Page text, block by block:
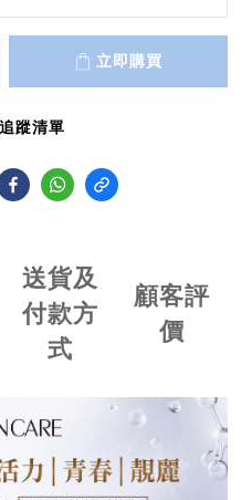
立即購買
蹤清單
送貨及
付款方
式
顧客評
價